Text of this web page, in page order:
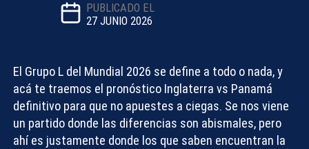
PUBLICADO EL
27 JUNIO 2026
El Grupo L del Mundial 2026 se define a todo o nada, y
acá te traemos el pronóstico Inglaterra vs Panamá
definitivo para que no apuestes a ciegas. Se nos viene
un partido donde las diferencias son abismales, pero
ahí es justamente donde los que saben encuentran la